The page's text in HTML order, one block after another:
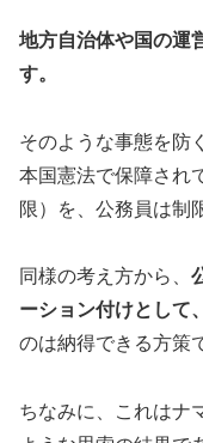
地方自治体や国の運
す。
そのような事態を防
本国憲法で保障され
限）を、公務員は制
同様の考え方から、
ーション付けとして
のは納得できる方策
ちなみに、これはナ